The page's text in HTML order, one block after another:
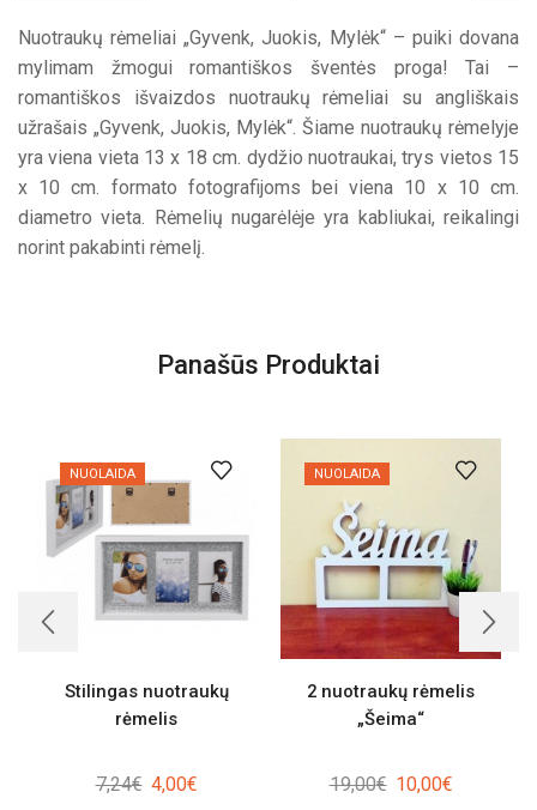
Nuotraukų rėmeliai „Gyvenk, Juokis, Mylėk“ – puiki dovana
mylimam žmogui romantiškos šventės proga! Tai –
romantiškos išvaizdos nuotraukų rėmeliai su angliškais
užrašais „Gyvenk, Juokis, Mylėk“. Šiame nuotraukų rėmelyje
yra viena vieta 13 x 18 cm. dydžio nuotraukai, trys vietos 15
x 10 cm. formato fotografijoms bei viena 10 x 10 cm.
diametro vieta. Rėmelių nugarėlėje yra kabliukai, reikalingi
norint pakabinti rėmelį.
Panašūs Produktai
NUOLAIDA
Stilingas nuotraukų
rėmelis
7,24€ Original
4,00€Current
NUOLAIDA
2 nuotraukų rėmelis
„Šeima“
19,00€ Original
10,00€Current